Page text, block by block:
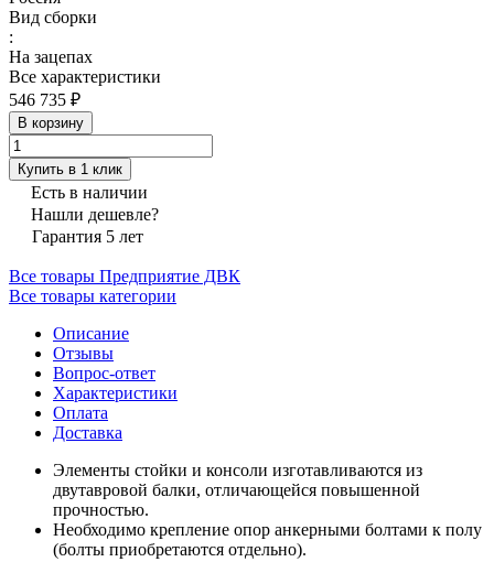
Вид сборки
:
На зацепах
Все характеристики
546 735 ₽
В корзину
Купить в 1 клик
Есть в наличии
Нашли дешевле?
Гарантия 5 лет
Все товары Предприятие ДВК
Все товары категории
Описание
Отзывы
Вопрос-ответ
Характеристики
Оплата
Доставка
Элементы стойки и консоли изготавливаются из
двутавровой балки, отличающейся повышенной
прочностью.
Необходимо крепление опор анкерными болтами к полу
(болты приобретаются отдельно).